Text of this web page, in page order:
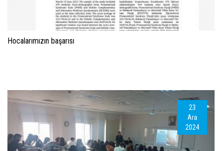
Hocalarımızın başarısı
23
Ara
2024